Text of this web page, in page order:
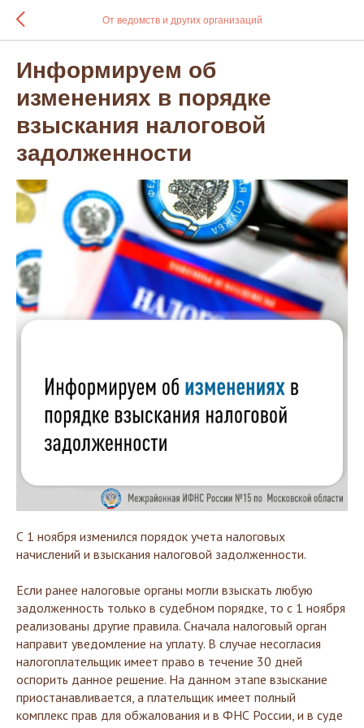
От ведомств и других организаций
Информируем об
изменениях в порядке
взыскания налоговой
задолженности
С 1 ноября изменился порядок учета налоговых
начислений и взыскания налоговой задолженности.
Если ранее налоговые органы могли взыскать любую
задолженность только в судебном порядке, то с 1 ноября
реализованы другие правила. Сначала налоговый орган
направит уведомление на уплату. В случае несогласия
налогоплательщик имеет право в течение 30 дней
оспорить данное решение. На данном этапе взыскание
приостанавливается, а плательщик имеет полный
комплекс прав для обжалования и в ФНС России, и в суде